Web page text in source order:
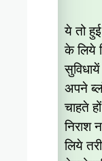
ये तो
के लिये
अपने
चाहते
निराश
लिये